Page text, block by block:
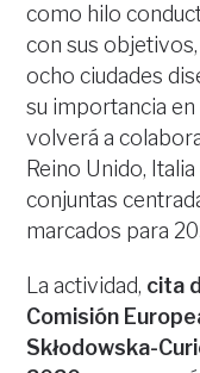
como hilo
con sus
ocho ciudades
su importancia
volverá a
Reino Unido,
conjuntas
marcados para
La actividad, cita
Comisión
Skłodowska-